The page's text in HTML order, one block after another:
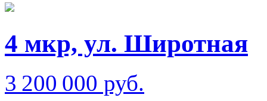
4 мкр, ул. Широтная
3 200 000 руб.